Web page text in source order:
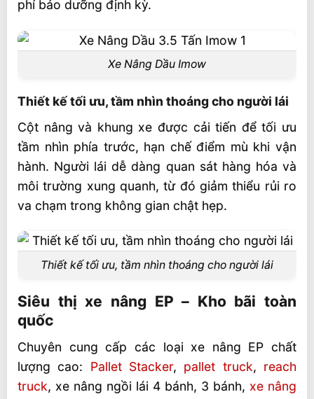
phí bảo dưỡng định kỳ.
Xe Nâng Dầu Imow
Thiết kế tối ưu, tầm nhìn thoáng cho người lái
Cột nâng và khung xe được cải tiến để tối ưu
tầm nhìn phía trước, hạn chế điểm mù khi vận
hành. Người lái dễ dàng quan sát hàng hóa và
môi trường xung quanh, từ đó giảm thiểu rủi ro
va chạm trong không gian chật hẹp.
Thiết kế tối ưu, tầm nhìn thoáng cho người lái
Siêu thị xe nâng EP – Kho bãi toàn
quốc
Chuyên cung cấp các loại xe nâng EP chất
lượng cao: Pallet Stacker, pallet truck, reach
truck, xe nâng ngồi lái 4 bánh, 3 bánh, xe nâng